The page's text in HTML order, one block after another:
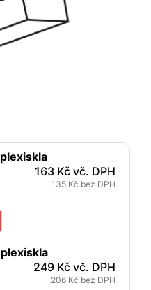
163 Kč vč. DPH
135 Kč bez DPH
249 Kč vč. DPH
206 Kč bez DPH